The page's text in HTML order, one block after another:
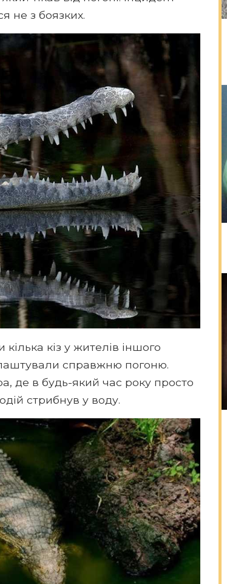
не з боязких.
кіз у жителів іншого
справжню погоню.
де в будь-який час року просто
стрибнув у воду.